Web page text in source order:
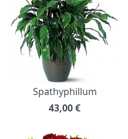
Spathyphillum
43,00€